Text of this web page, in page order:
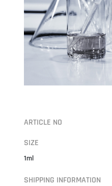
ARTICLE NO
SIZE
1ml
SHIPPING INFORMATION